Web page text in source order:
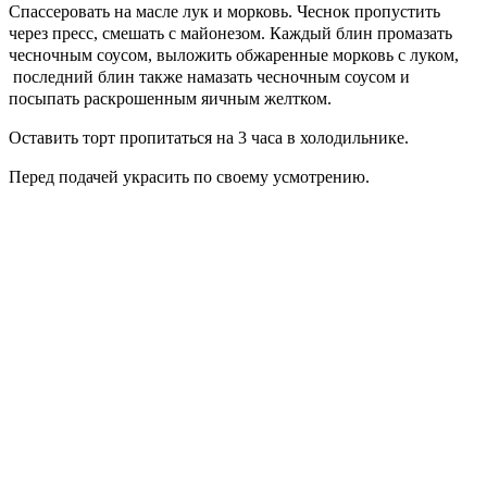
Спассеровать на масле лук и морковь. Чеснок пропустить
через пресс, смешать с майонезом. Каждый блин промазать
чесночным соусом, выложить обжаренные морковь с луком,
последний блин также намазать чесночным соусом и
посыпать раскрошенным яичным желтком.
Оставить торт пропитаться на 3 часа в холодильнике.
Перед подачей украсить по своему усмотрению.